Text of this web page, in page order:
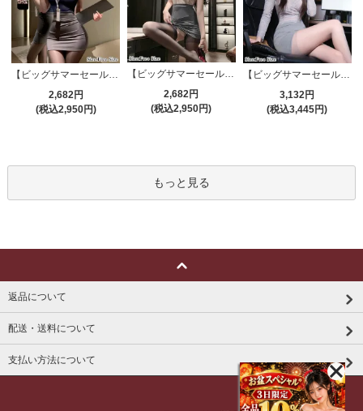
【ビッグサマーセール対象品】セクシーコスプレ(SEXYCOSPLAY) 4421
2,682円
(税込2,950円)
【ビッグサマーセール対象品】セクシーコスプレ(SEXYCOSPLAY) 4191
2,682円
(税込2,950円)
【ビッグサマーセール対象品】セクシーコスプレ(SEXYCOSPLAY) 4173
3,132円
(税込3,445円)
もっと見る
返品について
配送・送料について
支払い方法について